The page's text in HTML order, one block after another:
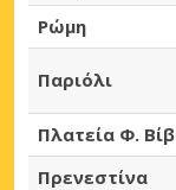
Ρώμη
Παριόλι
Πλατεία Φ.
Πρενεστίνα